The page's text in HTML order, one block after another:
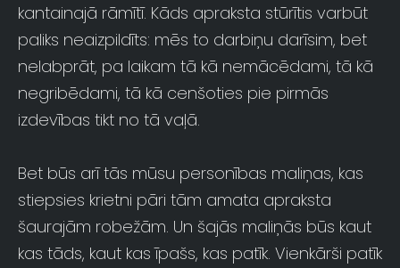
kantainajā rāmītī. Kāds apraksta stūrītis varbūt
paliks neaizpildīts: mēs to darbiņu darīsim, bet
nelabprāt, pa laikam tā kā nemācēdami, tā kā
negribēdami, tā kā cenšoties pie pirmās
izdevības tikt no tā vaļā.
Bet būs arī tās mūsu personības maliņas, kas
stiepsies krietni pāri tām amata apraksta
šaurajām robežām. Un šajās maliņās būs kaut
kas tāds, kaut kas īpašs, kas patīk. Vienkārši patīk